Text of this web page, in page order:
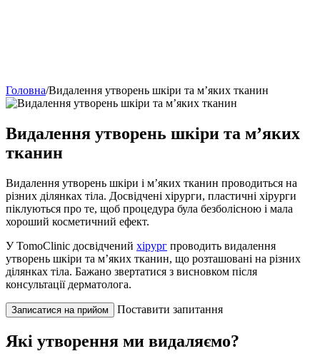
Головна/Видалення утворень шкіри та м’яких тканин
Видалення утворень шкіри та м’яких
тканин
Видалення утворень шкіри і м’яких тканин проводиться на
різних ділянках тіла. Досвідчені хірурги, пластичні хірурги
піклуються про те, щоб процедура була безболісною і мала
хороший косметичний ефект.
У TomoClinic досвідчений хірург проводить видалення
утворень шкіри та м’яких тканин, що розташовані на різних
ділянках тіла. Бажано звертатися з висновком після
консультації дерматолога.
Записатися на прийом Поставити запитання
Які утворення ми видаляємо?